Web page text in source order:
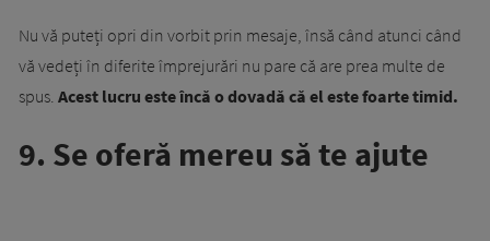
Nu vă puteți opri din vorbit prin mesaje, însă când atunci când
vă vedeți în diferite împrejurări nu pare că are prea multe de
spus. Acest lucru este încă o dovadă că el este foarte timid.
9. Se oferă mereu să te ajute